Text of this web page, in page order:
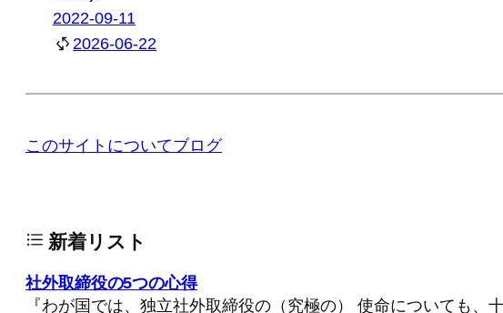
2022-09-11
2026-06-22
このサイトについてブログ
新着リスト
社外取締役の5つの心得
『わが国では、独立社外取締役の（究極の） 使命についても、